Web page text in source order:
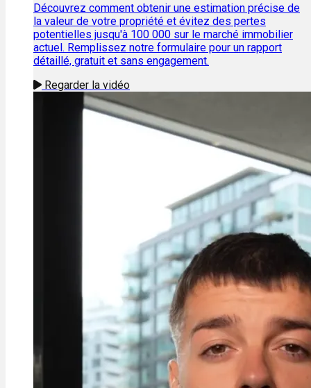
Découvrez comment obtenir une estimation précise de
la valeur de votre propriété et évitez des pertes
potentielles jusqu'à 100 000 sur le marché immobilier
actuel. Remplissez notre formulaire pour un rapport
détaillé, gratuit et sans engagement.
Regarder la vidéo